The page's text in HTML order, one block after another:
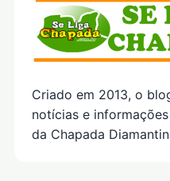
Criado em 2013, o
notícias e
da Chapada